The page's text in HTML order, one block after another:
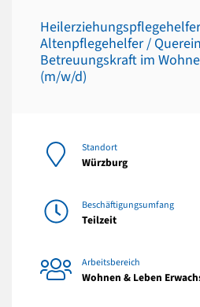
Altenpflegehelfer /
Betreuungskraft im
(m/w/d)
Standort
Würzburg
Beschäftigungsumfang
Teilzeit
Arbeitsbereich
Wohnen & Leben